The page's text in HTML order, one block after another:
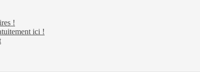
!
ici !